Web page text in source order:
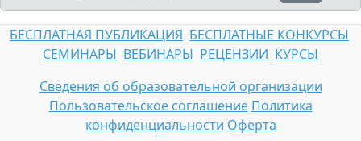
БЕСПЛАТНАЯ ПУБЛИКАЦИЯ БЕСПЛАТНЫЕ КОНКУРСЫ
СЕМИНАРЫ ВЕБИНАРЫ РЕЦЕНЗИИ КУРСЫ
Сведения об образовательной организации
Пользовательское соглашение Политика
конфиденциальности Оферта